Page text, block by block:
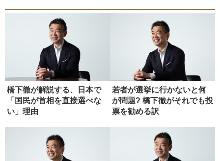
橋下徹が解説する、日本で
「国民が首相を直接選べな
い」理由
若者が選挙に行かないと何
が問題? 橋下徹がそれでも投
票を勧める訳